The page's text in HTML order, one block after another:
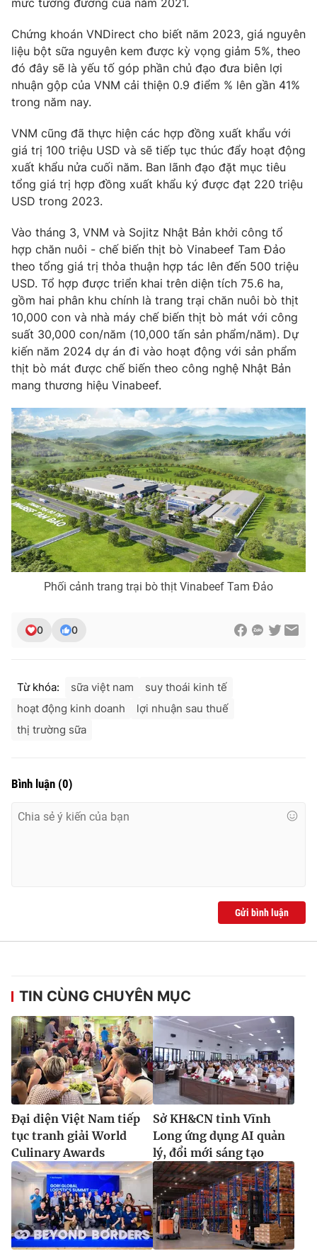
mức tương đương của năm 2021.
Chứng khoán VNDirect cho biết năm 2023, giá nguyên
liệu bột sữa nguyên kem được kỳ vọng giảm 5%, theo
đó đây sẽ là yếu tố góp phần chủ đạo đưa biên lợi
nhuận gộp của VNM cải thiện 0.9 điểm % lên gần 41%
trong năm nay.
VNM cũng đã thực hiện các hợp đồng xuất khẩu với
giá trị 100 triệu USD và sẽ tiếp tục thúc đẩy hoạt động
xuất khẩu nửa cuối năm. Ban lãnh đạo đặt mục tiêu
tổng giá trị hợp đồng xuất khẩu ký được đạt 220 triệu
USD trong 2023.
Vào tháng 3, VNM và Sojitz Nhật Bản khởi công tổ
hợp chăn nuôi - chế biến thịt bò Vinabeef Tam Đảo
theo tổng giá trị thỏa thuận hợp tác lên đến 500 triệu
USD. Tổ hợp được triển khai trên diện tích 75.6 ha,
gồm hai phân khu chính là trang trại chăn nuôi bò thịt
10,000 con và nhà máy chế biến thịt bò mát với công
suất 30,000 con/năm (10,000 tấn sản phẩm/năm). Dự
kiến năm 2024 dự án đi vào hoạt động với sản phẩm
thịt bò mát được chế biến theo công nghệ Nhật Bản
mang thương hiệu Vinabeef.
Phối cảnh trang trại bò thịt Vinabeef Tam Đảo
0 0
Từ khóa: sữa việt nam
suy thoái kinh tế
hoạt động kinh doanh
lợi nhuận sau thuế
thị trường sữa
Bình luận (0)
Gửi bình luận
TIN CÙNG CHUYÊN MỤC
Đại diện Việt Nam tiếp
tục tranh giải World
Culinary Awards
Sở KH&CN tỉnh Vĩnh
Long ứng dụng AI quản
lý, đổi mới sáng tạo